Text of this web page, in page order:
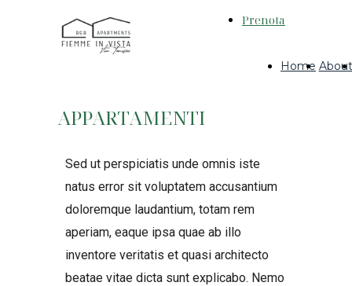
Prenota
Home About
APPARTAMENTI
Sed ut perspiciatis unde omnis iste
natus error sit voluptatem accusantium
doloremque laudantium, totam rem
aperiam, eaque ipsa quae ab illo
inventore veritatis et quasi architecto
beatae vitae dicta sunt explicabo. Nemo